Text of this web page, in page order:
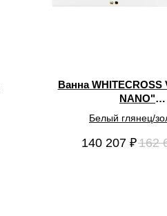
Ванна WHITECROSS
NANO"
акрил
Белый глянец/
140 207 ₽162